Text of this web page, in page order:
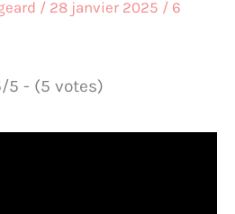
/ 28 janvier 2025 / 6
5 - (5 votes)